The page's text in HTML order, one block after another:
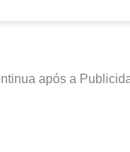
após a